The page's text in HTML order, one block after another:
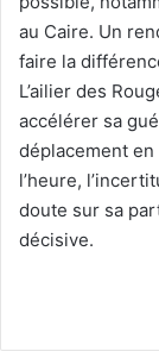
au Caire. Un
faire la
L’ailier des
accélérer sa
déplacement en
l’heure,
doute sur sa
décisive.